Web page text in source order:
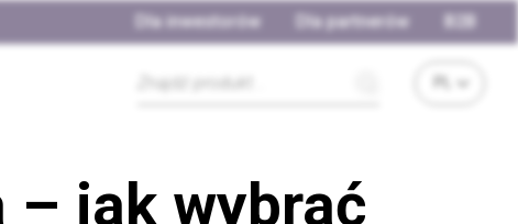
Dla inwestorów Dla partnerów B2B
– jak wybrać